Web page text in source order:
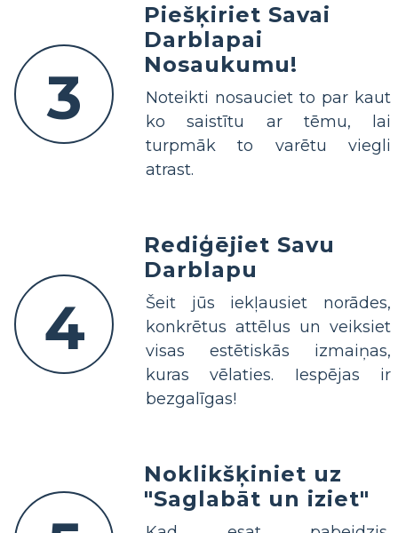
3
Piešķiriet Savai
Darblapai
Nosaukumu!
Noteikti nosauciet to par kaut
ko saistītu ar tēmu, lai
turpmāk to varētu viegli
atrast.
4
Rediģējiet Savu
Darblapu
Šeit jūs iekļausiet norādes,
konkrētus attēlus un veiksiet
visas estētiskās izmaiņas,
kuras vēlaties. Iespējas ir
bezgalīgas!
Noklikšķiniet uz
"Saglabāt un iziet"